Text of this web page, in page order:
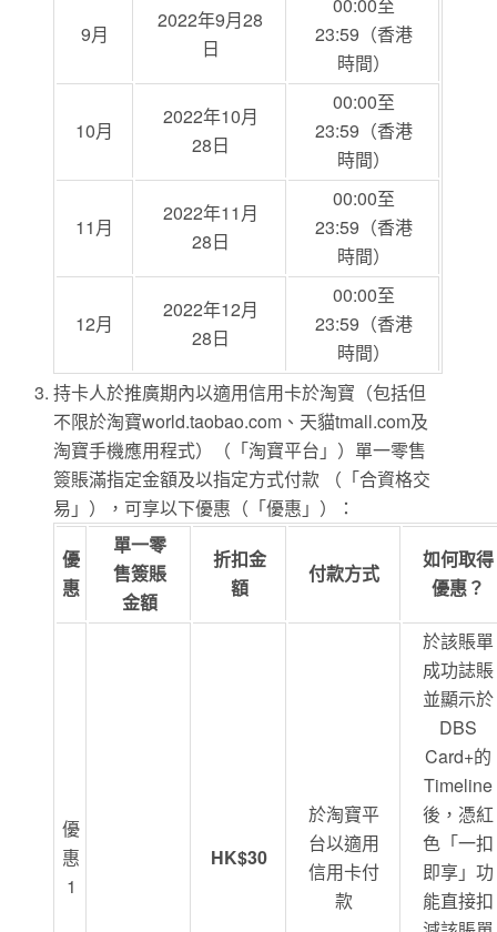
9月
2022年9月28
日
23:59（香港
時間）
10月
2022年10月
28日
00:00至
23:59（香港
時間）
11月
2022年11月
28日
00:00至
23:59（香港
時間）
12月
2022年12月
28日
00:00至
23:59（香港
時間）
持卡人於推廣期內以適用信用卡於淘寶（包括但
不限於淘寶world.taobao.com、天貓tmall.com及
淘寶手機應用程式）（「淘寶平台」）單一零售
簽賬滿指定金額及以指定方式付款 （「合資格交
易」），可享以下優惠（「優惠」）：
優
惠
單一零
售簽賬
金額
折扣金
額
付款方式
如何取得
優惠？
優
惠
1
HK$30
於淘寶平
台以適用
信用卡付
款
於該賬單
成功誌賬
並顯示於
DBS
Card+的
Timeline
後，憑紅
色「一扣
即享」功
能直接扣